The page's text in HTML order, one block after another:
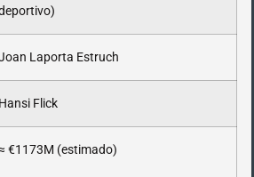
Laporta Estruch
Hansi Flick
€1173M (estimado)